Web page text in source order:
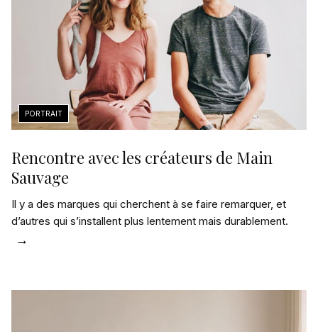
Rencontre avec les créateurs de Main
Sauvage
Il y a des marques qui cherchent à se faire remarquer, et
d’autres qui s’installent plus lentement mais durablement.